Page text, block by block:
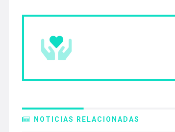
NOTICIAS RELACIONADAS